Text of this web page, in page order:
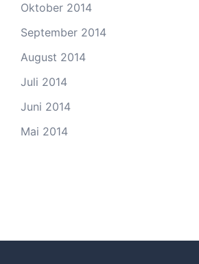
Oktober 2014
September 2014
August 2014
Juli 2014
Juni 2014
Mai 2014